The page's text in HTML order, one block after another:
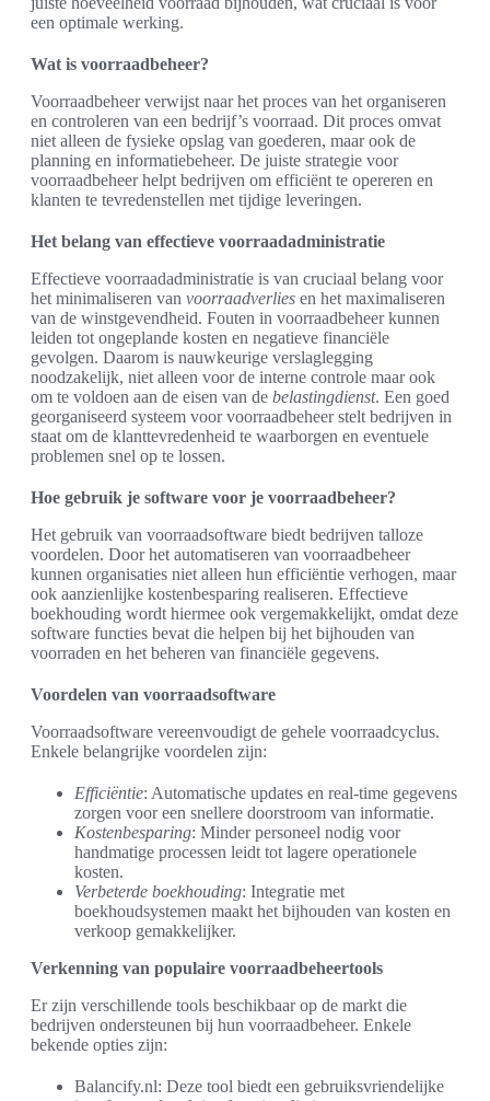
een optimale werking.
Wat is voorraadbeheer?
Voorraadbeheer verwijst naar het proces van het organiseren
en controleren van een bedrijf’s voorraad. Dit proces omvat
niet alleen de fysieke opslag van goederen, maar ook de
planning en informatiebeheer. De juiste strategie voor
voorraadbeheer helpt bedrijven om efficiënt te opereren en
klanten te tevredenstellen met tijdige leveringen.
Het belang van effectieve voorraadadministratie
Effectieve voorraadadministratie is van cruciaal belang voor
het minimaliseren van voorraadverlies en het maximaliseren
van de winstgevendheid. Fouten in voorraadbeheer kunnen
leiden tot ongeplande kosten en negatieve financiële
gevolgen. Daarom is nauwkeurige verslaglegging
noodzakelijk, niet alleen voor de interne controle maar ook
om te voldoen aan de eisen van de belastingdienst. Een goed
georganiseerd systeem voor voorraadbeheer stelt bedrijven in
staat om de klanttevredenheid te waarborgen en eventuele
problemen snel op te lossen.
Hoe gebruik je software voor je voorraadbeheer?
Het gebruik van voorraadsoftware biedt bedrijven talloze
voordelen. Door het automatiseren van voorraadbeheer
kunnen organisaties niet alleen hun efficiëntie verhogen, maar
ook aanzienlijke kostenbesparing realiseren. Effectieve
boekhouding wordt hiermee ook vergemakkelijkt, omdat deze
software functies bevat die helpen bij het bijhouden van
voorraden en het beheren van financiële gegevens.
Voordelen van voorraadsoftware
Voorraadsoftware vereenvoudigt de gehele voorraadcyclus.
Enkele belangrijke voordelen zijn:
Efficiëntie: Automatische updates en real-time gegevens
zorgen voor een snellere doorstroom van informatie.
Kostenbesparing: Minder personeel nodig voor
handmatige processen leidt tot lagere operationele
kosten.
Verbeterde boekhouding: Integratie met
boekhoudsystemen maakt het bijhouden van kosten en
verkoop gemakkelijker.
Verkenning van populaire voorraadbeheertools
Er zijn verschillende tools beschikbaar op de markt die
bedrijven ondersteunen bij hun voorraadbeheer. Enkele
bekende opties zijn:
Balancify.nl: Deze tool biedt een gebruiksvriendelijke